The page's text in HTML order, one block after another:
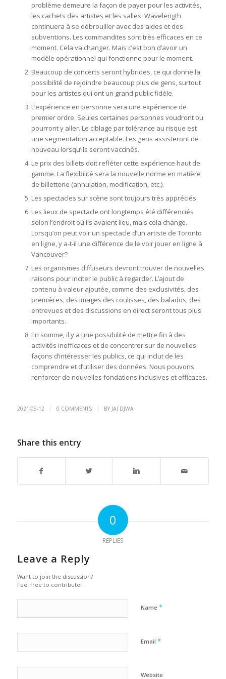
problème demeure la façon de payer pour les activités,
les cachets des artistes et les salles. Wavelength
continuera à se débrouiller avec des aides et des
subventions. Les commandites sont très efficaces en ce
moment. Cela va changer. Mais c’est bon d’avoir un
modèle opérationnel qui fonctionne pour le moment.
Beaucoup de concerts seront hybrides, ce qui donne la
possibilité de rejoindre beaucoup plus de gens, surtout
pour les artistes qui ont un grand public fidèle.
L’expérience en personne sera une expérience de
premier ordre. Seules certaines personnes voudront ou
pourront y aller. Le ciblage par tolérance au risque est
une segmentation acceptable. Les gens assisteront de
nouveau lorsqu’ils seront vaccinés.
Le prix des billets doit refléter cette expérience haut de
gamme. La flexibilité sera la nouvelle norme en matière
de billetterie (annulation, modification, etc.).
Les spectacles sur scène sont toujours très appréciés.
Les lieux de spectacle ont longtemps été différenciés
selon l’endroit où ils avaient lieu, mais cela change.
Lorsqu’on peut voir un spectacle d’un artiste de Toronto
en ligne, y a-t-il une différence de le voir jouer en ligne à
Vancouver?
Les organismes diffuseurs devront trouver de nouvelles
raisons pour inciter le public à regarder. L’ajout de
contenu à valeur ajoutée, comme des exclusivités, des
premières, des images des coulisses, des balados, des
entrevues et des discussions en direct seront tous plus
importants.
En somme, il y a une possibilité de mettre fin à des
activités inefficaces et de concentrer sur de nouvelles
façons d’intéresser les publics, ce qui inclut de les
comprendre et d’utiliser des données. Nous pouvons
renforcer de nouvelles fondations inclusives et efficaces.
2021-05-12 / 0 COMMENTS / BY JAI DJWA
Share this entry
0
REPLIES
Leave a Reply
Want to join the discussion?
Feel free to contribute!
Name *
Email *
Website